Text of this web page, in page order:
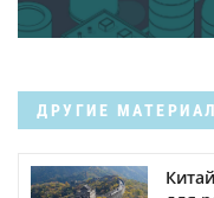
ДРУГИЕ